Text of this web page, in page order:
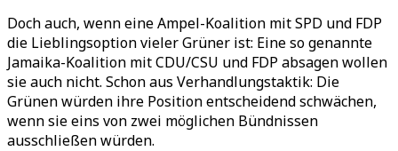
Doch auch, wenn eine Ampel-Koalition mit SPD und FDP
die Lieblingsoption vieler Grüner ist: Eine so genannte
Jamaika-Koalition mit CDU/CSU und FDP absagen wollen
sie auch nicht. Schon aus Verhandlungstaktik: Die
Grünen würden ihre Position entscheidend schwächen,
wenn sie eins von zwei möglichen Bündnissen
ausschließen würden.